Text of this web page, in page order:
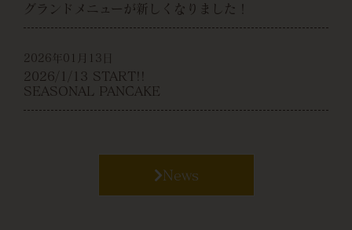
グランドメニューが新しくなりました！
2026年01月13日
2026/1/13 START!!
SEASONAL PANCAKE
News